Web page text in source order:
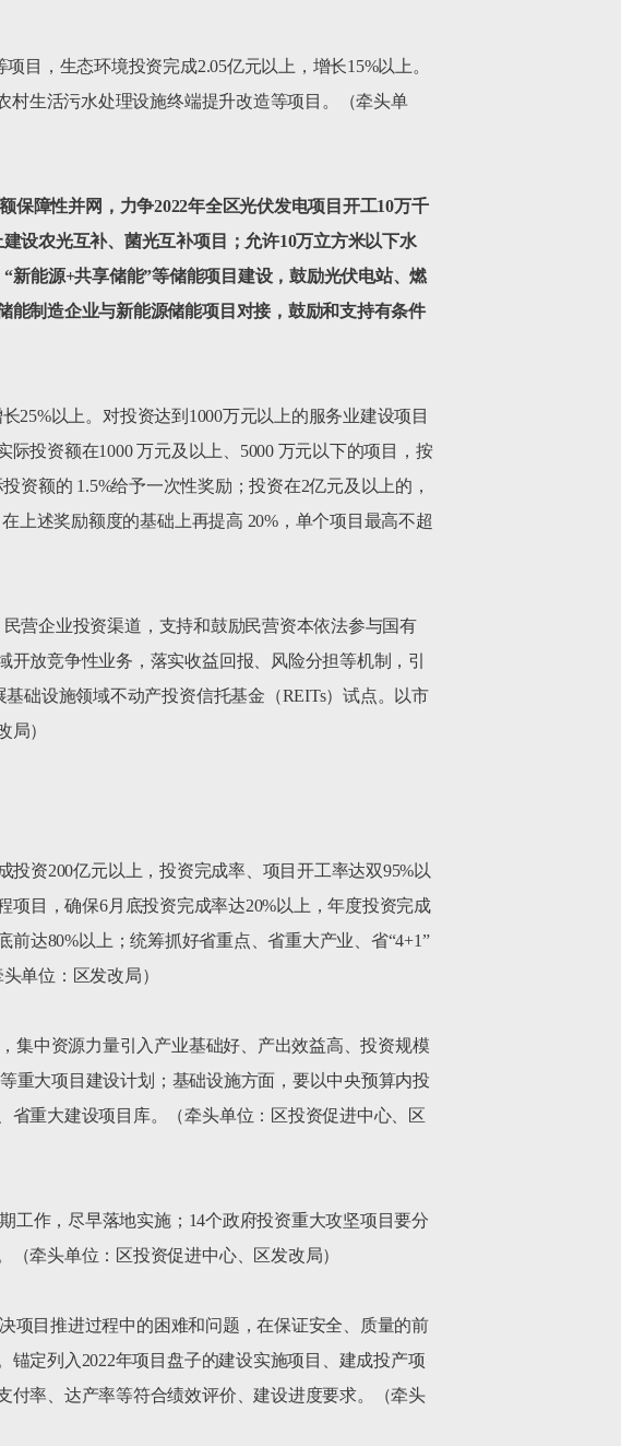
目，生态环境投资完成2.05亿元以上，增长15%以上。
村生活污水处理设施终端提升改造等项目。（牵头单
保障性并网，力争2022年全区光伏发电项目开工10万千
设农光互补、菌光互补项目；允许10万立方米以下水
“新能源+共享储能”等储能项目建设，鼓励光伏电站、燃
制造企业与新能源储能项目对接，鼓励和支持有条件
25%以上。对投资达到1000万元以上的服务业建设项目
投资额在1000 万元及以上、5000 万元以下的项目，按
资额的 1.5%给予一次性奖励；投资在2亿元及以上的，
上述奖励额度的基础上再提高 20%，单个项目最高不超
营企业投资渠道，支持和鼓励民营资本依法参与国有
放竞争性业务，落实收益回报、风险分担等机制，引
础设施领域不动产投资信托基金（REITs）试点。以市
局）
资200亿元以上，投资完成率、项目开工率达双95%以
项目，确保6月底投资完成率达20%以上，年度投资完成
达80%以上；统筹抓好省重点、省重大产业、省“4+1”
单位：区发改局）
集中资源力量引入产业基础好、产出效益高、投资规模
重大项目建设计划；基础设施方面，要以中央预算内投
重大建设项目库。（牵头单位：区投资促进中心、区
工作，尽早落地实施；14个政府投资重大攻坚项目要分
牵头单位：区投资促进中心、区发改局）
项目推进过程中的困难和问题，在保证安全、质量的前
定列入2022年项目盘子的建设实施项目、建成投产项
付率、达产率等符合绩效评价、建设进度要求。（牵头